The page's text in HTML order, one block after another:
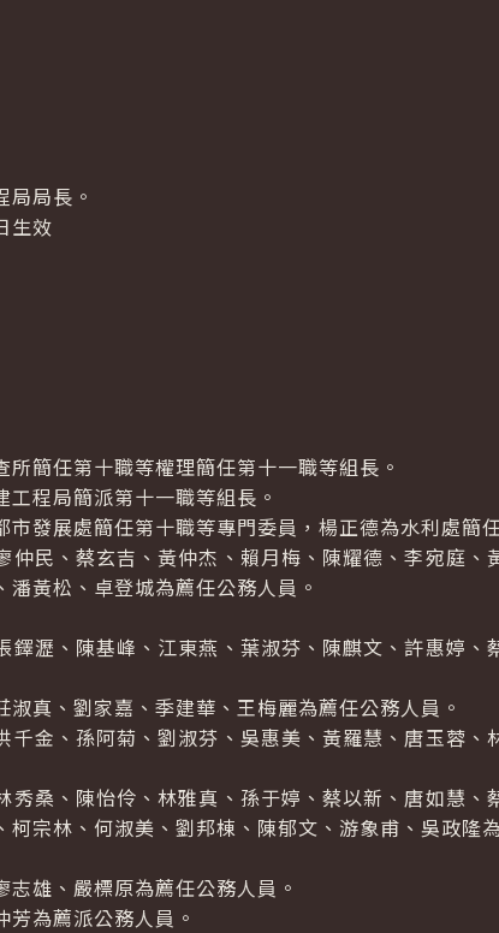
局長。
生效
簡任第十職等權理簡任第十一職等組長。
程局簡派第十一職等組長。
發展處簡任第十職等專門委員，楊正德為水利處簡
仲民、蔡玄吉、黃仲杰、賴月梅、陳耀德、李宛庭、
黃松、卓登城為薦任公務人員。
鐸瀝、陳基峰、江東燕、葉淑芬、陳麒文、許惠婷、
真、劉家嘉、季建華、王梅麗為薦任公務人員。
千金、孫阿菊、劉淑芬、吳惠美、黃羅慧、唐玉蓉、
秀桑、陳怡伶、林雅真、孫于婷、蔡以新、唐如慧、
宗林、何淑美、劉邦棟、陳郁文、游象甫、吳政隆
雄、嚴標原為薦任公務人員。
為薦派公務人員。